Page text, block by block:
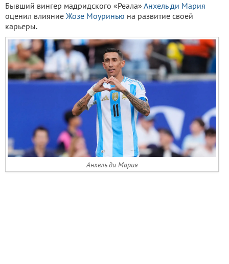
Бывший вингер мадридского «Реала» Анхель ди Мария
оценил влияние Жозе Моуринью на развитие своей
карьеры.
Анхель ди Мария